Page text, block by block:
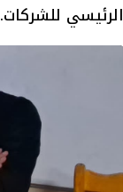
الرئيسي للشركات.